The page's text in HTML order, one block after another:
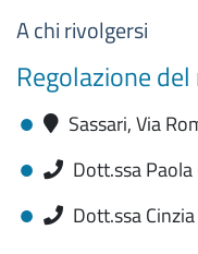
A chi rivolgersi
Regolazione
Sassari, Via
Dott.ssa
Dott.ssa